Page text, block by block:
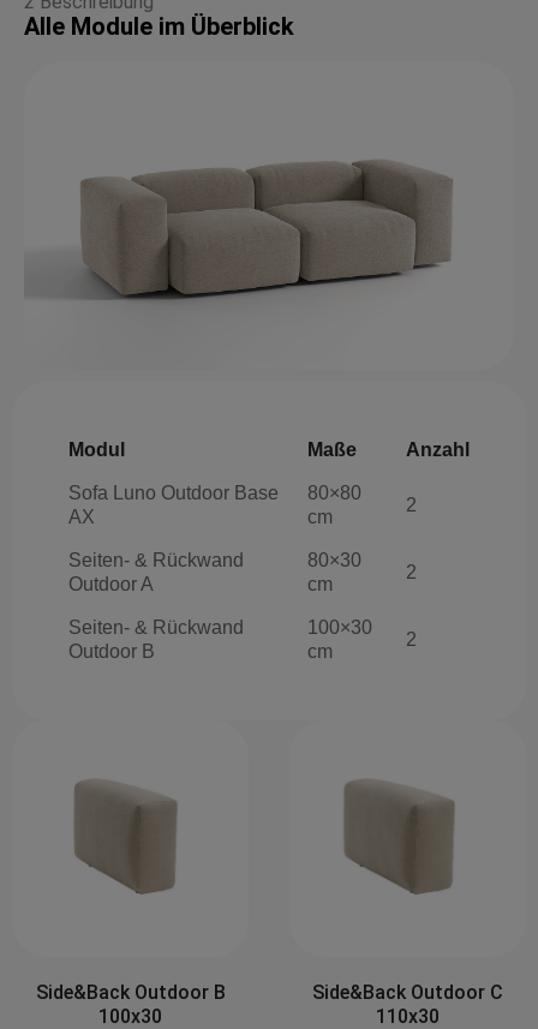
Alle Module im Überblick
Modul Maße Anzahl
Sofa Luno Outdoor Base
AX
80×80
cm
2
Seiten- & Rückwand
Outdoor A
80×30
cm
2
Seiten- & Rückwand
Outdoor B
100×30
cm
2
Side&Back Outdoor B
100x30
Side&Back Outdoor C
110x30